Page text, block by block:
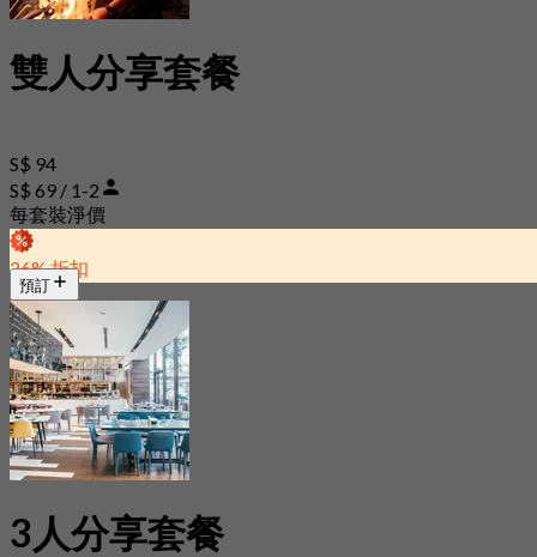
雙人分享套餐
S$ 94
S$ 69 / 1-2
每套裝淨價
26% 折扣
預訂
3人分享套餐